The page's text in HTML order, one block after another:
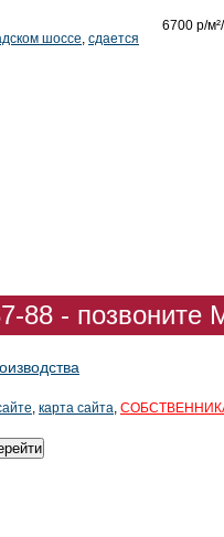
шоссе, сдается
6700 р/
88 - позвоните
, карта сайта,